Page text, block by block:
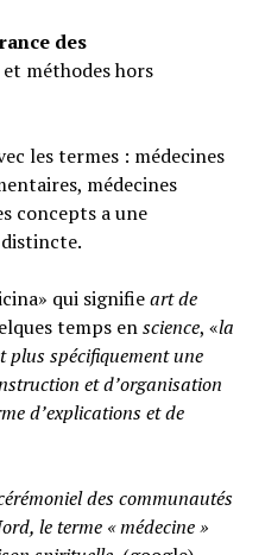
des
méthodes hors
les termes : médecines
médecines
concepts a une
qui signifieart de
temps enscience, «la
plus spécifiquement une
et d’organisation
d’explications et de
des communautés
le terme « médecine »